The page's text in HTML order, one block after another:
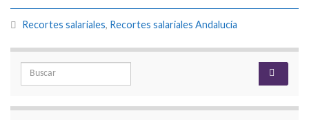
Recortes salariales, Recortes salariales Andalucía
Search for: